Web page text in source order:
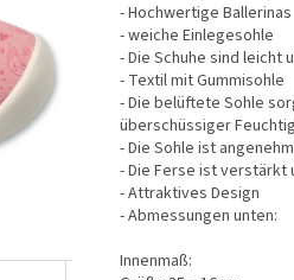
- Hochwertige Ballerinas
- weiche Einlegesohle
- Die Schuhe sind leicht
- Textil mit Gummisohle
- Die belüftete Sohle
überschüssiger
- Die Sohle ist
- Die Ferse ist verstärkt
- Attraktives Design
- Abmessungen unten:
Innenmaß: